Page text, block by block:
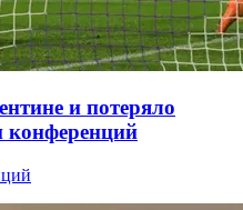
и потеряло